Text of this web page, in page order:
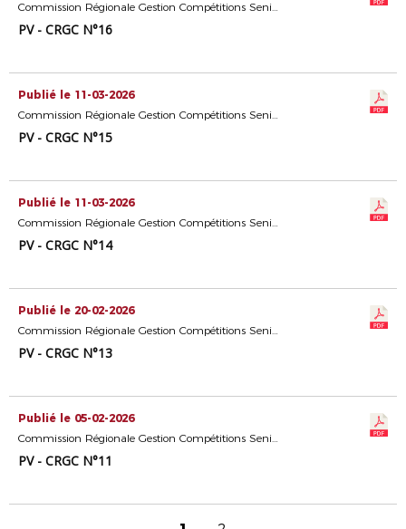
Commission Régionale Gestion Compétitions Seniors
PV - CRGC N°16
Publié le 11-03-2026
Commission Régionale Gestion Compétitions Seniors
PV - CRGC N°15
Publié le 11-03-2026
Commission Régionale Gestion Compétitions Seniors
PV - CRGC N°14
Publié le 20-02-2026
Commission Régionale Gestion Compétitions Seniors
PV - CRGC N°13
Publié le 05-02-2026
Commission Régionale Gestion Compétitions Seniors
PV - CRGC N°11